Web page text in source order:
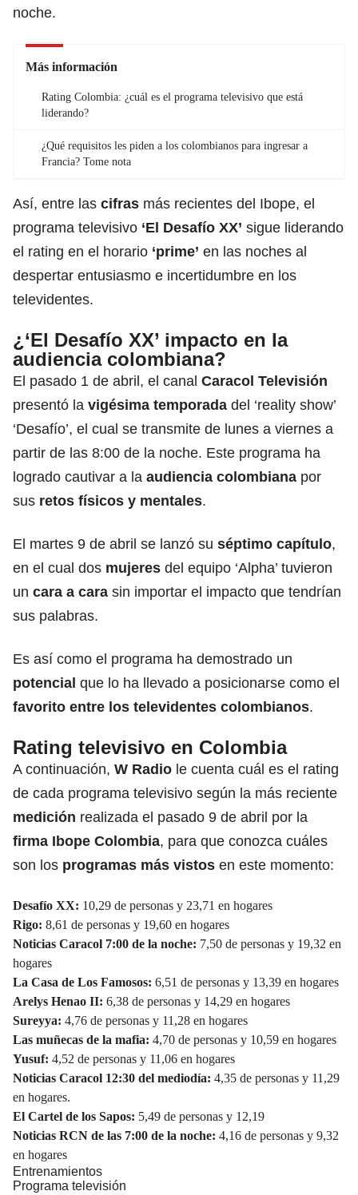
noche.
Más información
Rating Colombia: ¿cuál es el programa televisivo que está
liderando?
¿Qué requisitos les piden a los colombianos para ingresar a
Francia? Tome nota
Así, entre las cifras más recientes del Ibope, el
programa televisivo ‘El Desafío XX’ sigue liderando
el rating en el horario ‘prime’ en las noches al
despertar entusiasmo e incertidumbre en los
televidentes.
¿‘El Desafío XX’ impacto en la
audiencia colombiana?
El pasado 1 de abril, el canal Caracol Televisión
presentó la vigésima temporada del ‘reality show’
‘Desafío’, el cual se transmite de lunes a viernes a
partir de las 8:00 de la noche. Este programa ha
logrado cautivar a la audiencia colombiana por
sus retos físicos y mentales.
El martes 9 de abril se lanzó su séptimo capítulo,
en el cual dos mujeres del equipo ‘Alpha’ tuvieron
un cara a cara sin importar el impacto que tendrían
sus palabras.
Es así como el programa ha demostrado un
potencial que lo ha llevado a posicionarse como el
favorito entre los televidentes colombianos.
Rating televisivo en Colombia
A continuación, W Radio le cuenta cuál es el rating
de cada programa televisivo según la más reciente
medición realizada el pasado 9 de abril por la
firma Ibope Colombia, para que conozca cuáles
son los programas más vistos en este momento:
Desafío XX: 10,29 de personas y 23,71 en hogares
Rigo: 8,61 de personas y 19,60 en hogares
Noticias Caracol 7:00 de la noche: 7,50 de personas y 19,32 en
hogares
La Casa de Los Famosos: 6,51 de personas y 13,39 en hogares
Arelys Henao II: 6,38 de personas y 14,29 en hogares
Sureyya: 4,76 de personas y 11,28 en hogares
Las muñecas de la mafia: 4,70 de personas y 10,59 en hogares
Yusuf: 4,52 de personas y 11,06 en hogares
Noticias Caracol 12:30 del mediodía: 4,35 de personas y 11,29
en hogares.
El Cartel de los Sapos: 5,49 de personas y 12,19
Noticias RCN de las 7:00 de la noche: 4,16 de personas y 9,32
en hogares
Entrenamientos
Programa televisión